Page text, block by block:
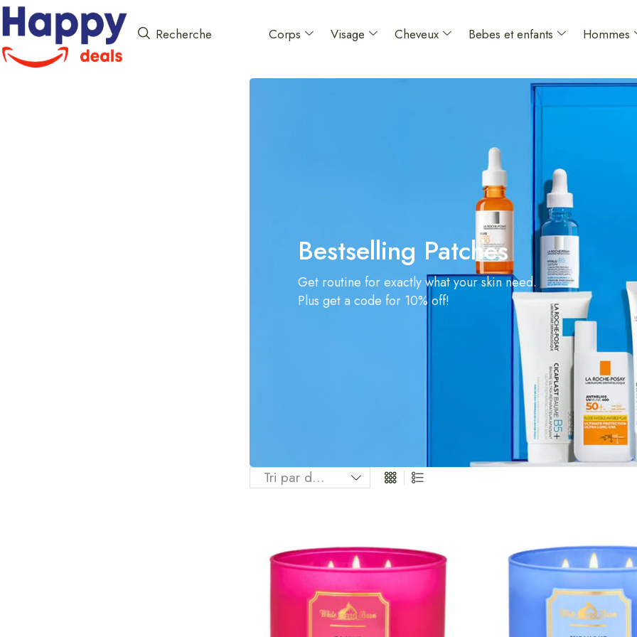
Recherche Corps Visage Cheveux Bebes et enfants Hommes
Bestselling Patches
Get routine for exactly what your skin need.
Plus get a code for 10% off!